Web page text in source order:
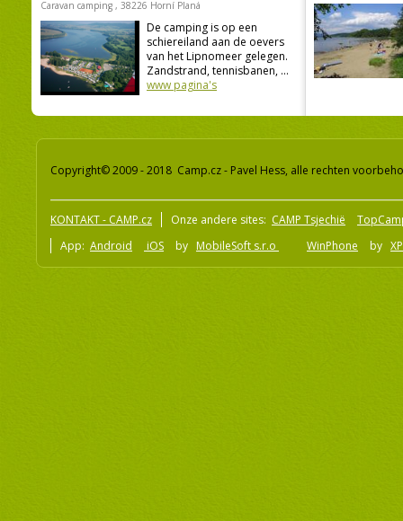
Caravan camping , 38226 Horní Planá
De camping is op een
schiereiland aan de oevers
van het Lipnomeer gelegen.
Zandstrand, tennisbanen, ...
www pagina's
Copyright© 2009 - 2018 Camp.cz - Pavel Hess, alle rechten
KONTAKT - CAMP.cz Onze andere sites: CAMP Tsjechië
App: Android iOS by MobileSoft s.r.o WinPhone by